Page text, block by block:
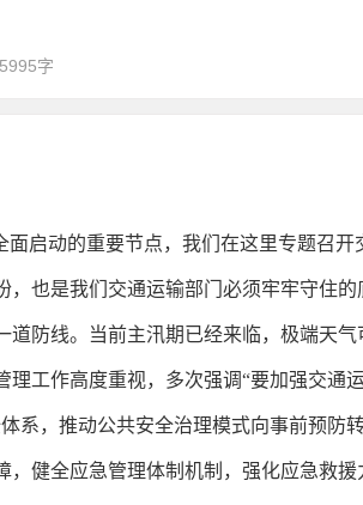
字
面启动的重要节点，我们在这里专题召
也是我们交通运输部门必须牢牢守住
道防线。当前主汛期已经来临，极端天
工作高度重视，多次强调“要加强交通
系，推动公共安全治理模式向事前预防
，健全应急管理体制机制，强化应急救